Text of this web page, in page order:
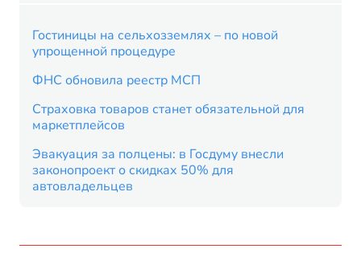
Гостиницы на сельхозземлях – по новой
упрощенной процедуре
ФНС обновила реестр МСП
Страховка товаров станет обязательной для
маркетплейсов
Эвакуация за полцены: в Госдуму внесли
законопроект о скидках 50% для
автовладельцев